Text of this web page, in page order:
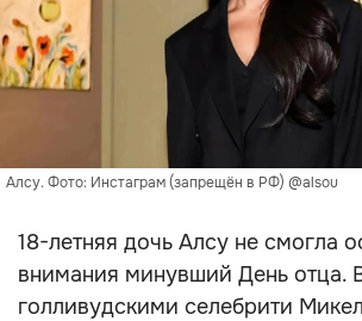
Алсу. Фото: Инстаграм (запрещён в РФ) @alsou
18-летняя дочь Алсу не смогла
внимания минувший День отца.
голливудскими селебрити